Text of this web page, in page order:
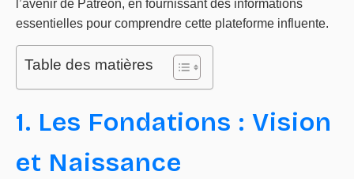
l’avenir de Patreon, en fournissant des informations
essentielles pour comprendre cette plateforme influente.
Table des matières
1. Les Fondations : Vision
et Naissance